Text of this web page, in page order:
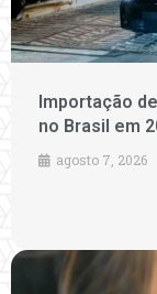
Importação
no Brasil em
agosto 7, 2026